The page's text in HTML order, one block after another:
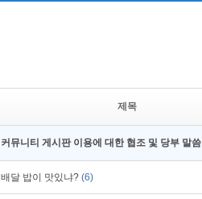
제목
커뮤니티 게시판 이용에 대한 협조 및 당부 말씀
배달 밥이 맛있냐? (6)